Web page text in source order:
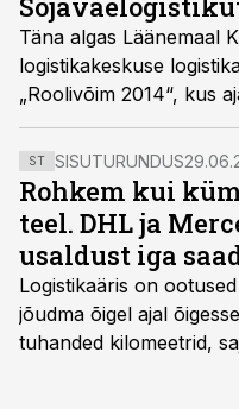
Täna algas Läänemaal
logistikakeskuse
„Roolivõim 2014“, kus
harjutavad tegutsemist
ST SISUTURUNDUS
Rohkem kui
teel. DHL ja
usaldust iga
Logistikaäris on
jõudma õigel ajal
tuhanded kilomeetrid,